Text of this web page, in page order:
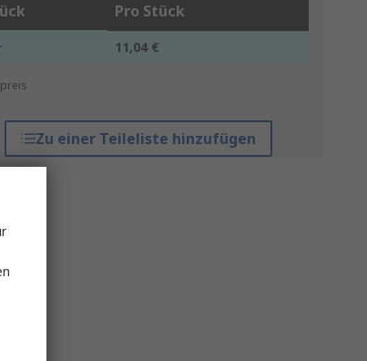
Pro Stück
11,04 €
Zu einer Teileliste hinzufügen